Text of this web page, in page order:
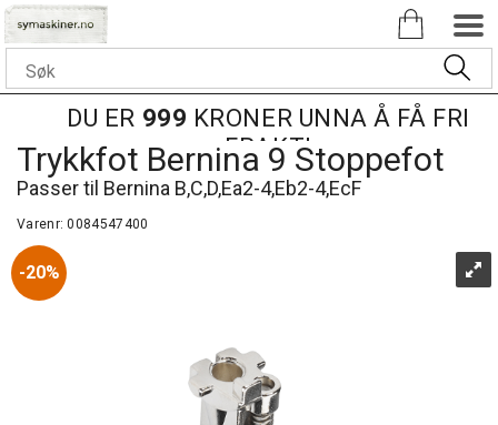
DU ER 999 KRONER UNNA Å FÅ FRI
FRAKT!
Trykkfot Bernina 9 Stoppefot
Passer til Bernina B,C,D,Ea2-4,Eb2-4,EcF
Varenr:0084547400
20%